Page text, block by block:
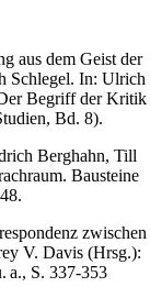
aus dem Geist der
Schlegel. In: Ulrich
Begriff der Kritik
Bd. 8).
Berghahn, Till
Bausteine
zwischen
V. Davis (Hrsg.):
a., S. 337-353